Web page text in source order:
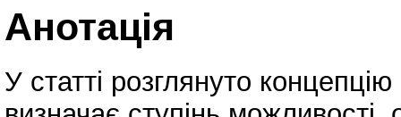
Анотація
У статті розглянуто